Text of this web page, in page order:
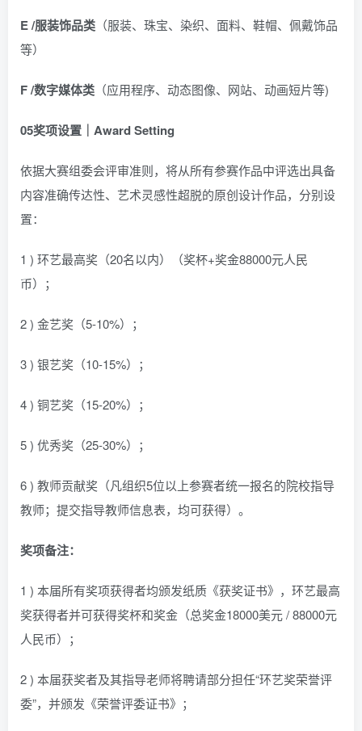
E/服装饰品类 （服装、珠宝、染织、面料、鞋帽、佩戴饰品
等）
F/数字媒体类 （应用程序、动态图像、网站、动画短片等)
05奖项设置｜Award Setting
依据大赛组委会评审准则，将从所有参赛作品中评选出具备
内容准确传达性、艺术灵感性超脱的原创设计作品，分别设
置：
1 ) 环艺最高奖（20名以内）（奖杯+奖金88000元人民
币）；
2 ) 金艺奖（5-10%）；
3 ) 银艺奖（10-15%）；
4 ) 铜艺奖（15-20%）；
5 ) 优秀奖（25-30%）；
6 ) 教师贡献奖（凡组织5位以上参赛者统一报名的院校指导
教师；提交指导教师信息表，均可获得）。
奖项备注：
1 ) 本届所有奖项获得者均颁发纸质《获奖证书》，环艺最高
奖获得者并可获得奖杯和奖金（总奖金18000美元 / 88000元
人民币）；
2 ) 本届获奖者及其指导老师将聘请部分担任“环艺奖荣誉评
委”，并颁发《荣誉评委证书》；